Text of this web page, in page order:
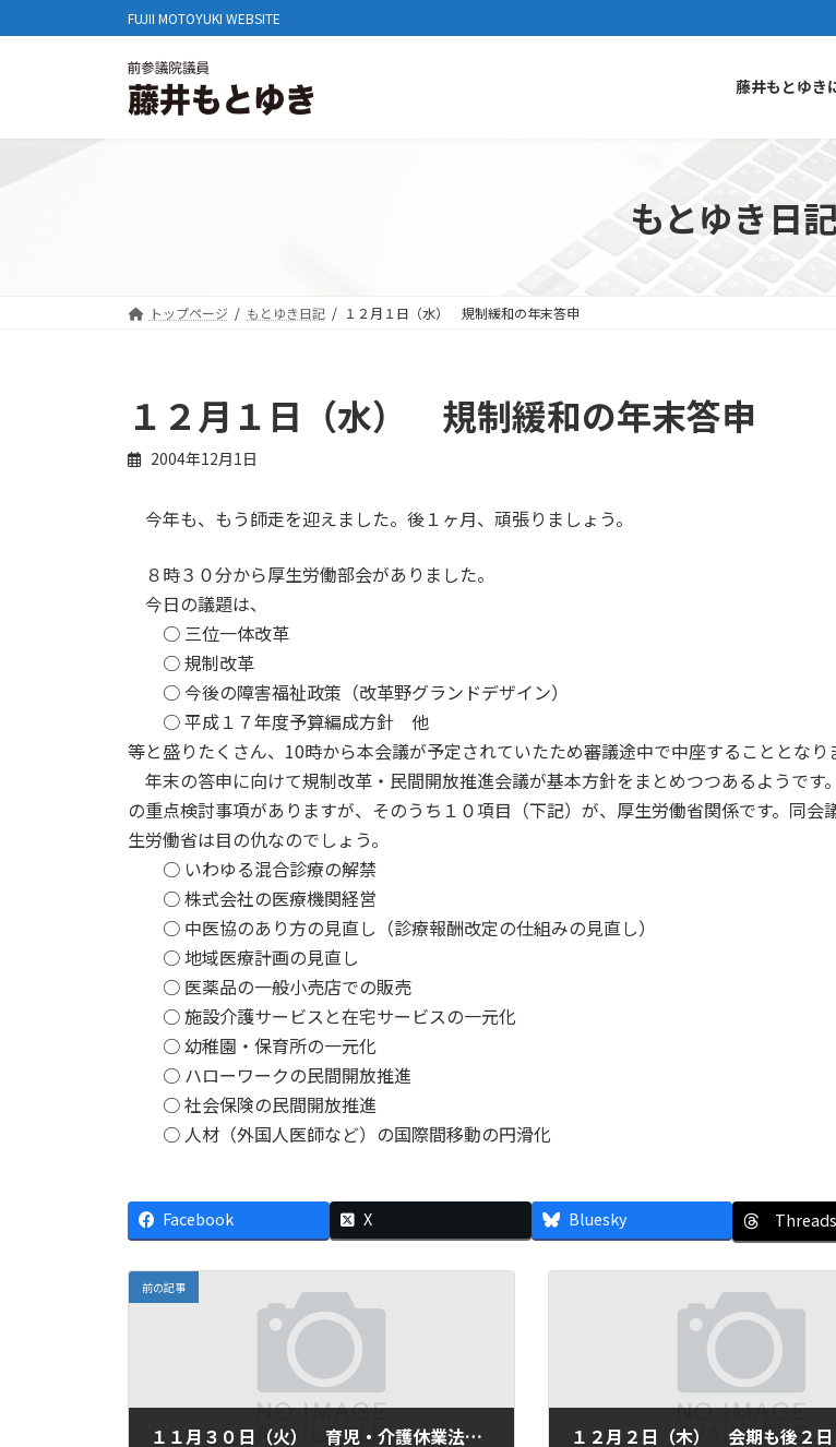
ン
へ
ビ
ョ
FUJII MOTOYUKI WEBSITE
藤井もとゆき
もとゆき日
トップページ もとゆき日記 １２月１日（水） 規制緩和の年末答申
１２月１日（水） 規制緩和の年末答申
2004年12月1日
今年も、もう師走を迎えました。後１ヶ月、頑張りましょう。
８時３０分から厚生労働部会がありました。
今日の議題は、
○ 三位一体改革
○ 規制改革
○ 今後の障害福祉政策（改革野グランドデザイン）
○ 平成１７年度予算編成方針 他
等と盛りたくさん、10時から本会議が予定されていたため審議途中で中座することとなり
年末の答申に向けて規制改革・民間開放推進会議が基本方針をまとめつつあるようです
の重点検討事項がありますが、そのうち１０項目（下記）が、厚生労働省関係です。同会
生労働省は目の仇なのでしょう。
○ いわゆる混合診療の解禁
○ 株式会社の医療機関経営
○ 中医協のあり方の見直し（診療報酬改定の仕組みの見直し）
○ 地域医療計画の見直し
○ 医薬品の一般小売店での販売
○ 施設介護サービスと在宅サービスの一元化
○ 幼稚園・保育所の一元化
○ ハローワークの民間開放推進
○ 社会保険の民間開放推進
○ 人材（外国人医師など）の国際間移動の円滑化
Facebook X Bluesky Threads
前の記事
１１月３０日（火） 育児・介護休業法の一部改正案可決 １２月２日（木） 会期も後２日